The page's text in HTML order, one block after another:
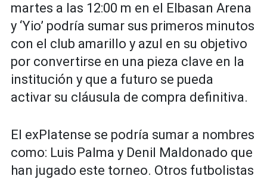
martes a las 12:00 m en el Elbasan Arena
y ‘Yio’ podría sumar sus primeros minutos
con el club amarillo y azul en su objetivo
por convertirse en una pieza clave en la
institución y que a futuro se pueda
activar su cláusula de compra definitiva.
El exPlatense se podría sumar a nombres
como: Luis Palma y Denil Maldonado que
han jugado este torneo. Otros futbolistas